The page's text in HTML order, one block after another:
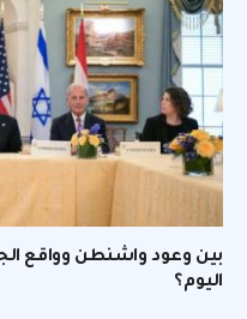
بين وعود واشنطن وواقع
اليوم؟